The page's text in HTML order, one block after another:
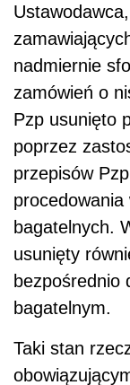
nadmiernie
zamówień o
Pzp usunięto
poprzez
przepisów
bagatelnych.
usunięty
bezpośrednio
bagatelnym.
Taki stan